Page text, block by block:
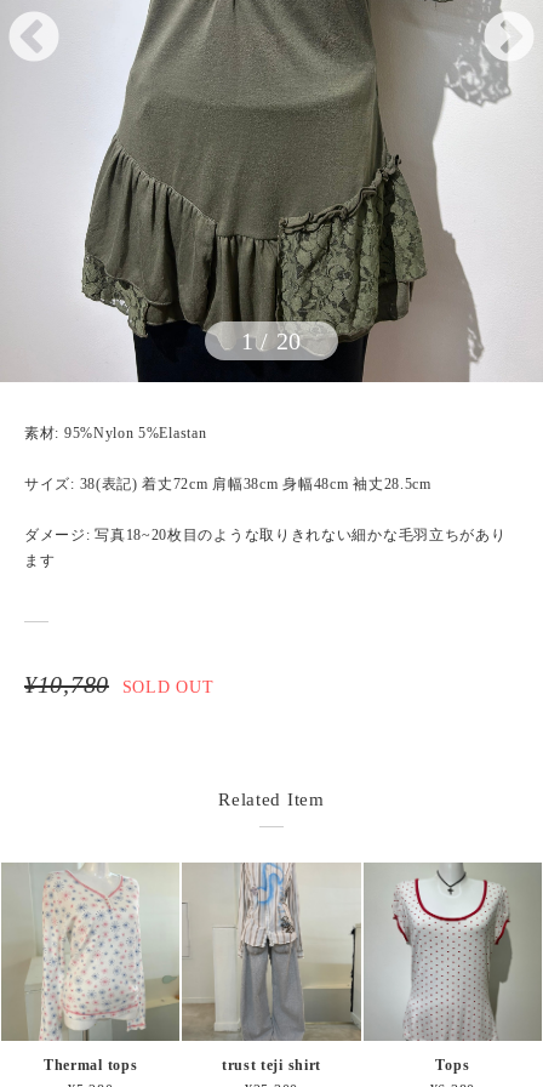
1/ 20
素材: 95%Nylon 5%Elastan
サイズ: 38(表記) 着丈72cm 肩幅38cm 身幅48cm 袖丈28.5cm
ダメージ: 写真18~20枚目のような取りきれない細かな毛羽立ちがあり
ます
¥10,780 SOLD OUT
Related Item
Thermal tops
trust teji shirt
Tops